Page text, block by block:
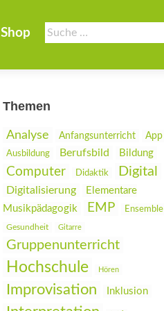
Suche
nach:
Shop
Themen
Analyse Anfangsunterricht
App
Ausbildung
Berufsbild Bildung
Computer Didaktik Digital
Digitalisierung
Elementare
Musikpädagogik
EMP Ensemble
Gesundheit Gitarre
Gruppenunterricht
Hochschule Hören
Improvisation Inklusion